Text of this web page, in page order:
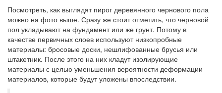
Посмотреть, как выглядят пирог деревянного чернового пола
можно на фото выше. Сразу же стоит отметить, что черновой
пол укладывают на фундамент или же грунт. Потому в
качестве первичных слоев используют низкопробные
материалы: бросовые доски, нешлифованные брусья или
штакетник. После этого на них кладут изолирующие
материалы с целью уменьшения вероятности деформации
материалов, которые будут уложены впоследствии.